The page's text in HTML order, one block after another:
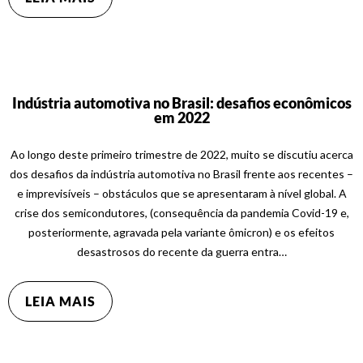
Indústria automotiva no Brasil: desafios econômicos
em 2022
Ao longo deste primeiro trimestre de 2022, muito se discutiu acerca
dos desafios da indústria automotiva no Brasil frente aos recentes –
e imprevisíveis – obstáculos que se apresentaram à nível global. A
crise dos semicondutores, (consequência da pandemia Covid-19 e,
posteriormente, agravada pela variante ômicron) e os efeitos
desastrosos do recente da guerra entra…
LEIA MAIS